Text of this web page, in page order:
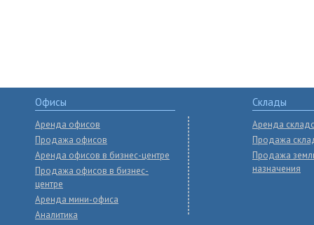
Офисы
Аренда офисов
Продажа офисов
Аренда офисов в бизнес-центре
Продажа офисов в бизнес-
центре
Аренда мини-офиса
Аналитика
Склады
Аренда
Продажа
Продажа
назначения